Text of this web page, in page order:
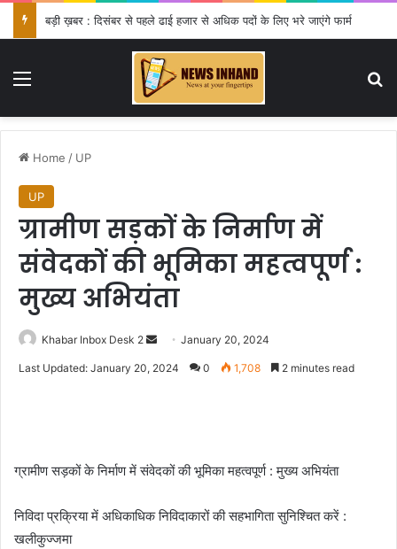
बड़ी ख़बर : दिसंबर से पहले ढाई हजार से अधिक पदों के लिए भरे जाएंगे फार्म
Menu
Home / UP
UP
ग्रामीण सड़कों के निर्माण में
संवेदकों की भूमिका महत्वपूर्ण :
मुख्य अभियंता
Khabar Inbox Desk 2
SendJanuary 20, 2024
Last Updated: January 20, 2024 0 1,708 2 minutes read
ग्रामीण सड़कों के निर्माण में संवेदकों की भूमिका महत्वपूर्ण : मुख्य अभियंता
निविदा प्रक्रिया में अधिकाधिक निविदाकारों की सहभागिता सुनिश्चित करें :
खलीकुज्जमा